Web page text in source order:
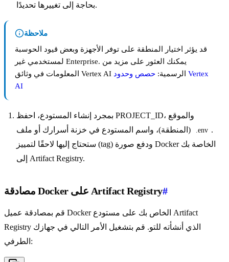
بحاجة إلى تغييرها تحديدًا.
ملاحظة
قد يؤثر اختيار المنطقة على توفر الأجهزة وبعض قيود الحوسبة
لمستخدمي غير Enterprise. يمكنك العثور على مزيد من
المعلومات في وثائق Vertex AI الرسمية: حصص وحدود Vertex
AI
بمجرد إنشاء المستودع، احفظ PROJECT_ID، والموقع
.env .
ستحتاج إليها لاحقًا لتمييز (tag) ودفع صورة Docker الخاصة بك
إلى Artifact Registry.
مصادقة Docker على Artifact Registry#
قم بمصادقة عميل Docker الخاص بك على مستودع Artifact
Registry الذي أنشأته للتو. قم بتشغيل الأمر التالي في جهازك
الطرفي: